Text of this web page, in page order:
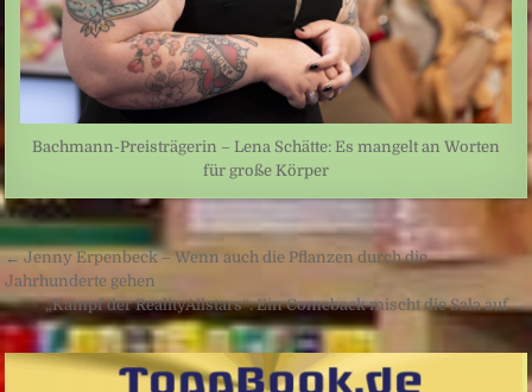
Bachmann-Preisträgerin – Lena Schätte: Es mangelt an Worten
für große Körper
Beitragsnavigation
← Jenny Erpenbeck – Wenn auch die Pflanzen durch die
Jahrhunderte gehen
„Kampf der RealityAllstars“: Ein Comeback mischt die Sala auf →